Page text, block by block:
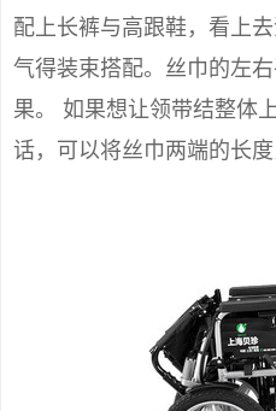
配上长裤与高跟鞋，看上
气得装束搭配。丝巾的左
果。 如果想让领带结整体
话，可以将丝巾两端的长度